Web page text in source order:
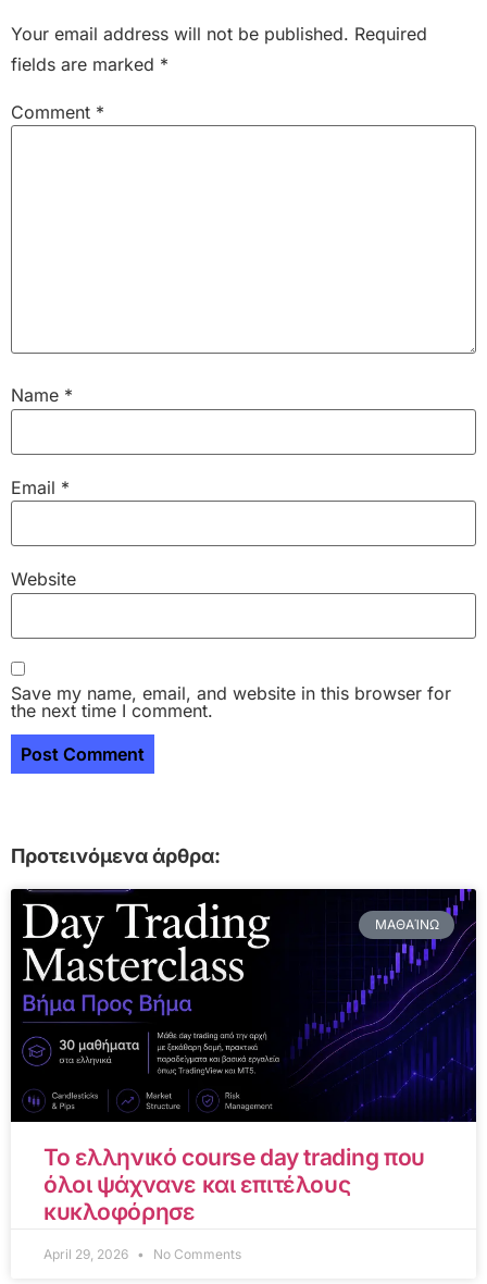
Your email address will not be published. Required
fields are marked *
Comment *
Name *
Email *
Website
Save my name, email, and website in this browser for
the next time I comment.
Προτεινόμενα άρθρα:
ΜΑΘΑΊΝΩ
Το ελληνικό course day trading που
όλοι ψάχνανε και επιτέλους
κυκλοφόρησε
April 29, 2026 No Comments